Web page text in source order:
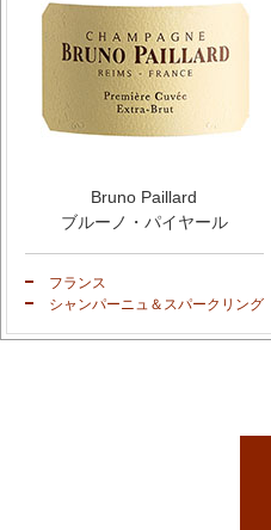
Bruno Paillard
ブルーノ・パイヤール
フランス
シャンパーニュ＆スパークリング